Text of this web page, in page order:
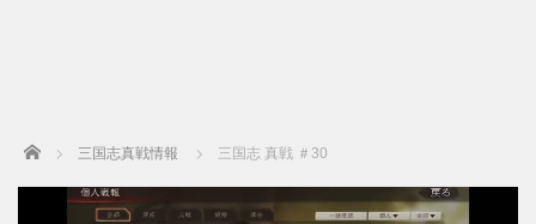
Home 三国志真戦情報 三国志 真戦 ＃30